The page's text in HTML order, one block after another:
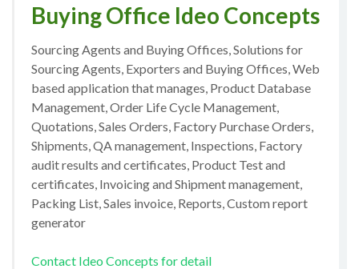
Buying Office Ideo Concepts
Sourcing Agents and Buying Offices, Solutions for
Sourcing Agents, Exporters and Buying Offices, Web
based application that manages, Product Database
Management, Order Life Cycle Management,
Quotations, Sales Orders, Factory Purchase Orders,
Shipments, QA management, Inspections, Factory
audit results and certificates, Product Test and
certificates, Invoicing and Shipment management,
Packing List, Sales invoice, Reports, Custom report
generator
Contact Ideo Concepts for detail